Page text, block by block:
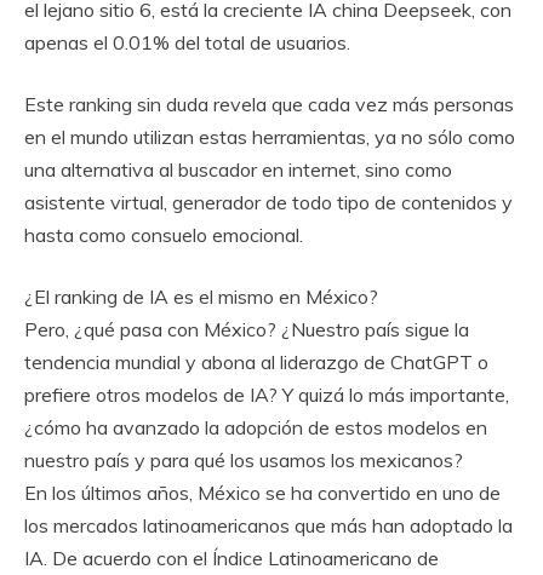
el lejano sitio 6, está la creciente IA china Deepseek, con
apenas el 0.01% del total de usuarios.
Este ranking sin duda revela que cada vez más personas
en el mundo utilizan estas herramientas, ya no sólo como
una alternativa al buscador en internet, sino como
asistente virtual, generador de todo tipo de contenidos y
hasta como consuelo emocional.
¿El ranking de IA es el mismo en México?
Pero, ¿qué pasa con México? ¿Nuestro país sigue la
tendencia mundial y abona al liderazgo de ChatGPT o
prefiere otros modelos de IA? Y quizá lo más importante,
¿cómo ha avanzado la adopción de estos modelos en
nuestro país y para qué los usamos los mexicanos?
En los últimos años, México se ha convertido en uno de
los mercados latinoamericanos que más han adoptado la
IA. De acuerdo con el Índice Latinoamericano de